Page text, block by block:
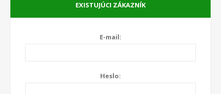
EXISTUJÚCI ZÁKAZNÍK
E-mail:
Heslo: